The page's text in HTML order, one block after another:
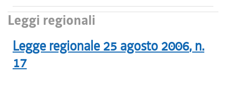
Leggi regionali
Legge regionale 25 agosto 2006, n.
17